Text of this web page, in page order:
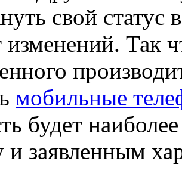
свой статус
изменений. Так
мобильные
будет
и заявленным